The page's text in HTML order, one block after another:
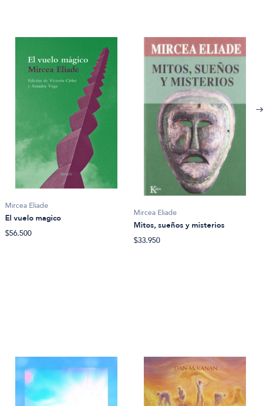
Mircea Eliade
El vuelo magico
$56.500
Mircea Eliade
Mitos, sueños y misterios
$33.950